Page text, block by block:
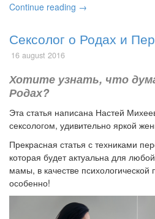
Continue reading →
Сексолог о Родах и
16 august 2016
Хотите узнать, что
Родах?
Эта статья написана Настей
сексологом, удивительно яркой
Прекрасная статья с техниками
которая будет актуальна для
мамы, в качестве
особенно!